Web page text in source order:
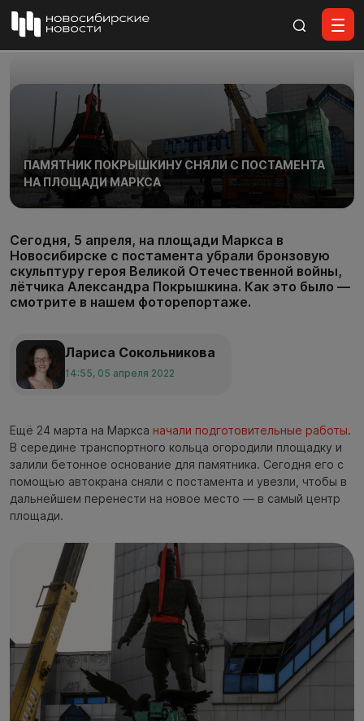
ПАМЯТНИК ПОКРЫШКИНУ СНЯЛИ С ПОСТАМЕНТА
НА ПЛОЩАДИ МАРКСА
Сегодня, 5 апреля, на площади Маркса в
Новосибирске с постамента убрали бронзовую
скульптуру героя Великой Отечественной войны,
лётчика Александра Покрышкина. Как это было —
смотрите в нашем фоторепортаже.
Лариса Сокольникова
14:55, 05 апреля 2022
Ещё 24 марта на Маркса начали подготовительные работы.
В середине транспортного кольца огородили площадку и
залили бетонное основание для памятника. Сегодня его с
помощью автокрана сняли с постамента и увезли, чтобы в
дальнейшем перенести на новое место — в самый центр
площади.